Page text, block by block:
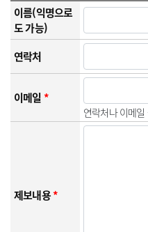
이름(익명으로
도 가능)
연락처
이메일*
연락처나 이메
제보내용*